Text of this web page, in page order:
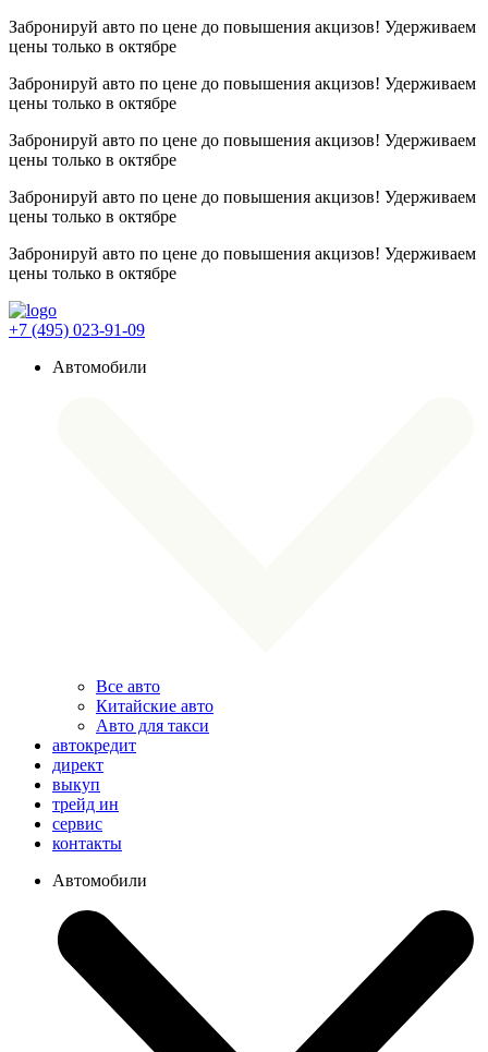
Забронируй авто по цене до повышения акцизов! Удерживаем
цены только в октябре
Забронируй авто по цене до повышения акцизов! Удерживаем
цены только в октябре
Забронируй авто по цене до повышения акцизов! Удерживаем
цены только в октябре
Забронируй авто по цене до повышения акцизов! Удерживаем
цены только в октябре
Забронируй авто по цене до повышения акцизов! Удерживаем
цены только в октябре
+7 (495) 023-91-09
Автомобили
Все авто
Китайские авто
Авто для такси
автокредит
директ
выкуп
трейд ин
сервис
контакты
Автомобили